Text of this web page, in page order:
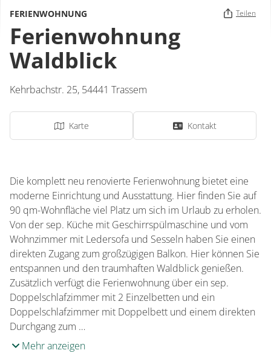
FERIENWOHNUNG Teilen
Ferienwohnung
Waldblick
Kehrbachstr. 25, 54441 Trassem
Karte Kontakt
Die komplett neu renovierte Ferienwohnung bietet eine
moderne Einrichtung und Ausstattung. Hier finden Sie auf
90 qm-Wohnfläche viel Platz um sich im Urlaub zu erholen.
Von der sep. Küche mit Geschirrspülmaschine und vom
Wohnzimmer mit Ledersofa und Sesseln haben Sie einen
direkten Zugang zum großzügigen Balkon. Hier können Sie
entspannen und den traumhaften Waldblick genießen.
Zusätzlich verfügt die Ferienwohnung über ein sep.
Doppelschlafzimmer mit 2 Einzelbetten und ein
Doppelschlafzimmer mit Doppelbett und einem direkten
Durchgang zum …
Mehr anzeigen